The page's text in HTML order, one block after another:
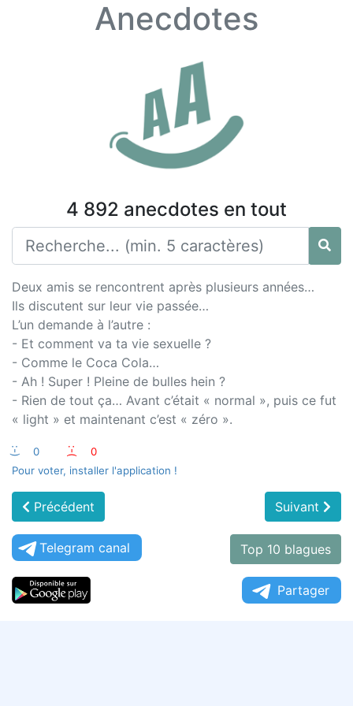
Anecdotes
4 892 anecdotes en tout
Deux amis se rencontrent après plusieurs années…
Ils discutent sur leur vie passée…
L’un demande à l’autre :
- Et comment va ta vie sexuelle ?
- Comme le Coca Cola…
- Ah ! Super ! Pleine de bulles hein ?
- Rien de tout ça… Avant c’était « normal », puis ce fut
« light » et maintenant c’est « zéro ».
:-) 0 :-(
0
Pour voter, installer l'application !
Précédent Suivant
Telegram canal Top 10 blagues
Partager